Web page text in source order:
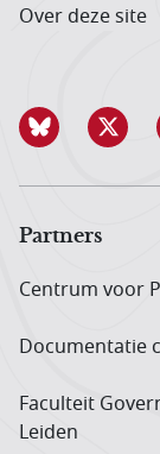
Over deze site
Partners
Centrum voor
Documentatie
Faculteit
Leiden